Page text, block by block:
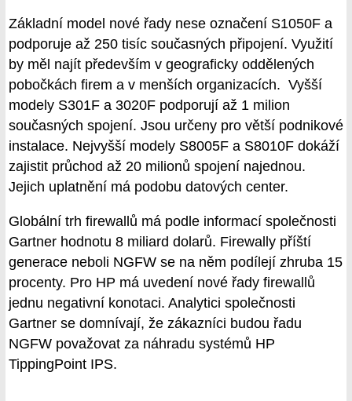
Základní model nové řady nese označení S1050F a
podporuje až 250 tisíc současných připojení. Využití
by měl najít především v geograficky oddělených
pobočkách firem a v menších organizacích. Vyšší
modely S301F a 3020F podporují až 1 milion
současných spojení. Jsou určeny pro větší podnikové
instalace. Nejvyšší modely S8005F a S8010F dokáží
zajistit průchod až 20 milionů spojení najednou.
Jejich uplatnění má podobu datových center.
Globální trh firewallů má podle informací společnosti
Gartner hodnotu 8 miliard dolarů. Firewally příští
generace neboli NGFW se na něm podílejí zhruba 15
procenty. Pro HP má uvedení nové řady firewallů
jednu negativní konotaci. Analytici společnosti
Gartner se domnívají, že zákazníci budou řadu
NGFW považovat za náhradu systémů HP
TippingPoint IPS.